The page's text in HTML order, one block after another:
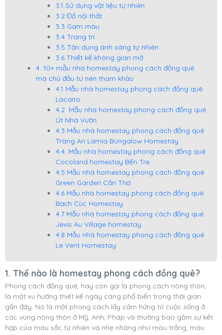
3.1 Sử dụng vật liệu tự nhiên
3.2 Đồ nội thất
3.3 Gam màu
3.4 Trang trí
3.5 Tận dụng ánh sáng tự nhiên
3.6 Thiết kế không gian mở
4. 10+ mẫu nhà homestay phong cách đồng quê
mà chủ đầu tư nên tham khảo
4.1 Mẫu nhà homestay phong cách đồng quê
Lacaito
4.2 Mẫu nhà homestay phong cách đồng quê
Út Nhà Vườn
4.3 Mẫu nhà homestay phong cách đồng quê
Tràng An Lamia Bungalow Homestay
4.4. Mẫu nhà homestay phong cách đồng quê
Cocoland homestay Bến Tre
4.5 Mẫu nhà homestay phong cách đồng quê
Green Garden Cần Thơ
4.6 Mẫu nhà homestay phong cách đồng quê
Bạch Cúc Homestay
4.7 Mẫu nhà homestay phong cách đồng quê
Jevis Au Village homestay
4.8 Mẫu nhà homestay phong cách đồng quê
Le Vent Homestay
1. Thế nào là homestay phong cách đồng quê?
Phong cách đồng quê, hay còn gọi là phong cách nông thôn,
là một xu hướng thiết kế ngày càng phổ biến trong thời gian
gần đây. Nó là một phong cách lấy cảm hứng từ cuộc sống ở
các vùng nông thôn ở Mỹ, Anh, Pháp và thường bao gồm sự kết
hợp của màu sắc tự nhiên và nhẹ nhàng như màu trắng, màu